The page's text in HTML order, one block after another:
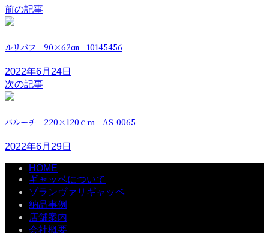
前の記事
ルリバフ 90×62㎝ 10145456
2022年6月24日
次の記事
バルーチ 220×120ｃｍ AS-0065
2022年6月29日
HOME
ギャッベについて
ゾランヴァリギャッベ
納品事例
店舗案内
会社概要